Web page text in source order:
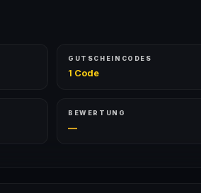
GUTSCHEINCODES
1 Code
BEWERTUNG
—